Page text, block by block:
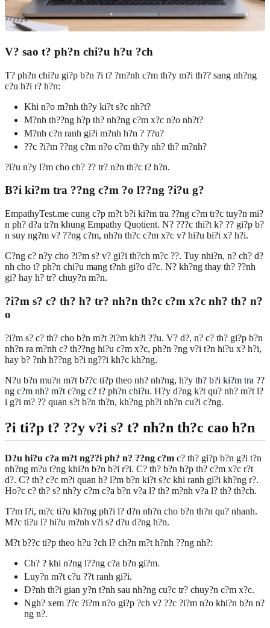
V? sao t? ph?n chi?u h?u ?ch
T? ph?n chi?u gi?p b?n ?i t? ?m?nh c?m th?y m?i th?? sang nh?ng
c?u h?i r? h?n:
Khi n?o m?nh th?y ki?t s?c nh?t?
M?nh th??ng h?p th? nh?ng c?m x?c n?o nh?t?
M?nh c?n ranh gi?i m?nh h?n ? ??u?
??c ?i?m ??ng c?m n?o c?m th?y nh? th? m?nh?
?i?u n?y l?m cho ch? ?? tr? n?n th?c t? h?n.
B?i ki?m tra ??ng c?m ?o l??ng ?i?u g?
EmpathyTest.me cung c?p m?t b?i ki?m tra ??ng c?m tr?c tuy?n mi?
n ph? d?a tr?n khung Empathy Quotient. N? ???c thi?t k? ?? gi?p b?
n suy ng?m v? ??ng c?m, nh?n th?c c?m x?c v? hi?u bi?t x? h?i.
C?ng c? n?y cho ?i?m s? v? gi?i th?ch m?c ??. Tuy nhi?n, n? ch? d?
nh cho t? ph?n chi?u mang t?nh gi?o d?c. N? kh?ng thay th? ??nh
gi? hay h? tr? chuy?n m?n.
?i?m s? c? th? h? tr? nh?n th?c c?m x?c nh? th? n?
o
?i?m s? c? th? cho b?n m?t ?i?m kh?i ??u. V? d?, n? c? th? gi?p b?n
nh?n ra m?nh c? th??ng hi?u c?m x?c, ph?n ?ng v?i t?n hi?u x? h?i,
hay b? ?nh h??ng b?i ng??i kh?c kh?ng.
N?u b?n mu?n m?t b??c ti?p theo nh? nh?ng, h?y th? b?i ki?m tra ??
ng c?m nh? m?t c?ng c? t? ph?n chi?u. H?y d?ng k?t qu? nh? m?t l?
i g?i m? ?? quan s?t b?n th?n, kh?ng ph?i nh?n cu?i c?ng.
?i ti?p t? ??y v?i s? t? nh?n th?c cao h?n
D?u hi?u c?a m?t ng??i ph? n? ??ng c?m c? th? gi?p b?n g?i t?n
nh?ng m?u t?ng khi?n b?n b?i r?i. C? th? b?n h?p th? c?m x?c r?t
d?. C? th? c?c m?i quan h? l?m b?n ki?t s?c khi ranh gi?i kh?ng r?.
Ho?c c? th? s? nh?y c?m c?a b?n v?a l? th? m?nh v?a l? th? th?ch.
T?m l?i, m?c ti?u kh?ng ph?i l? d?n nh?n cho b?n th?n qu? nhanh.
M?c ti?u l? hi?u m?nh v?i s? d?u d?ng h?n.
M?t b??c ti?p theo h?u ?ch l? ch?n m?t h?nh ??ng nh?:
Ch? ? khi n?ng l??ng c?a b?n gi?m.
Luy?n m?t c?u ??t ranh gi?i.
D?nh th?i gian y?n t?nh sau nh?ng cu?c tr? chuy?n c?m x?c.
Ngh? xem ??c ?i?m n?o gi?p ?ch v? ??c ?i?m n?o khi?n b?n n?
ng n?.